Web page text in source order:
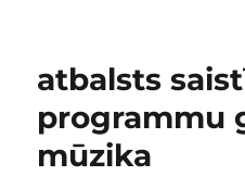
atbalsts
programmu
mūzika